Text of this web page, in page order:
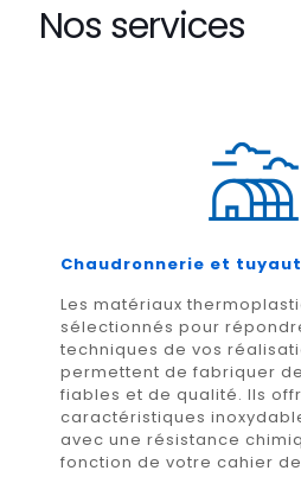
Nos services
Chaudronnerie et
Les matériaux
sélectionnés pour
techniques de vos
permettent de fabriquer
fiables et de qualité. Ils
caractéristiques
avec une résistance
fonction de votre cahier